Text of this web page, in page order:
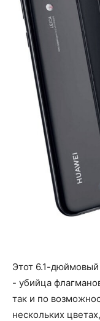
Этот 6.1-
- убийца
так и по
нескольких